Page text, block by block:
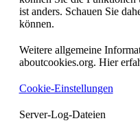
ist anders. Schauen Sie
können.
Weitere allgemeine
aboutcookies.org. Hier
Cookie-Einstellungen
Server-Log-Dateien